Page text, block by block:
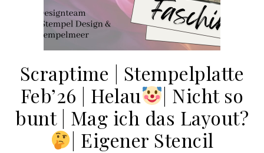
Scraptime | Stempelplatte
Feb’26 | Helau
​| Nicht so
bunt | Mag ich das Layout?
​| Eigener Stencil